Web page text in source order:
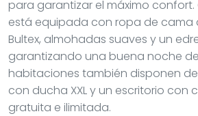
para garantizar el máximo
está equipada con ropa de cama
Bultex, almohadas suaves y un
garantizando una buena noche de
habitaciones también disponen
con ducha XXL y un escritorio con
gratuita e ilimitada.